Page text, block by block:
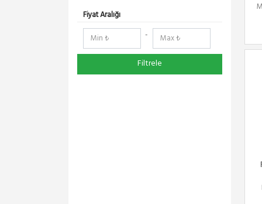
RedLine
RF Elements
NetElastic
Paessler
TENDA
Fiyat Aralığı
-
Filtrele